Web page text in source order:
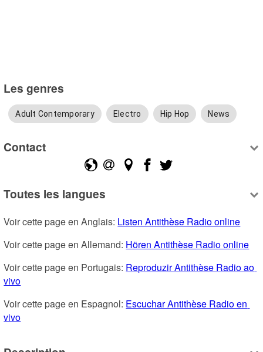
Les genres
Adult Contemporary Electro Hip Hop News
Contact
Toutes les langues
Voir cette page en Anglais: Listen Antithèse Radio online
Voir cette page en Allemand: Hören Antithèse Radio online
Voir cette page en Portugais: Reproduzir Antithèse Radio ao
vivo
Voir cette page en Espagnol: Escuchar Antithèse Radio en
vivo